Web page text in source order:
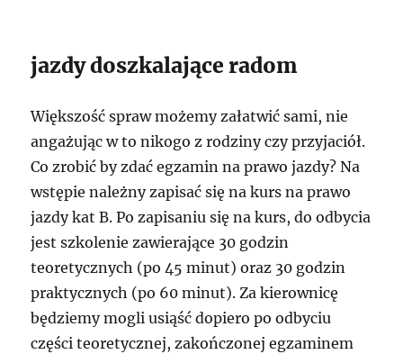
jazdy doszkalające radom
Większość spraw możemy załatwić sami, nie
angażując w to nikogo z rodziny czy przyjaciół.
Co zrobić by zdać egzamin na prawo jazdy? Na
wstępie należny zapisać się na kurs na prawo
jazdy kat B. Po zapisaniu się na kurs, do odbycia
jest szkolenie zawierające 30 godzin
teoretycznych (po 45 minut) oraz 30 godzin
praktycznych (po 60 minut). Za kierownicę
będziemy mogli usiąść dopiero po odbyciu
części teoretycznej, zakończonej egzaminem